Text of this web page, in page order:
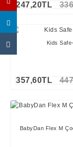
247,20TL
Kids
357,60TL
BabyDan Flex M